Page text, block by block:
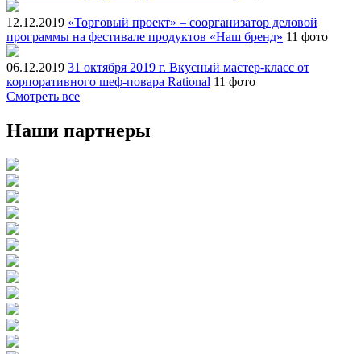
12.12.2019 «Торговый проект» – соорганизатор деловой
программы на фестивале продуктов «Наш бренд» 11 фото
06.12.2019 31 октября 2019 г. Вкусный мастер-класс от
корпоративного шеф-повара Rational 11 фото
Смотреть все
Наши партнеры